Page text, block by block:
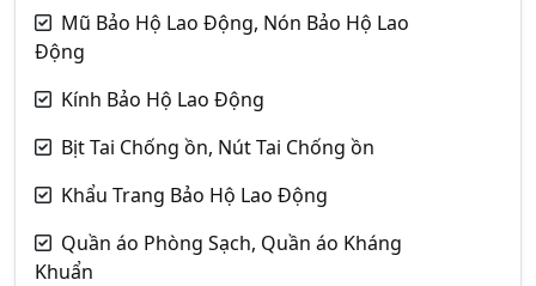
Mũ Bảo Hộ Lao Động, Nón Bảo Hộ Lao
Động
Kính Bảo Hộ Lao Động
Bịt Tai Chống ồn, Nút Tai Chống ồn
Khẩu Trang Bảo Hộ Lao Động
Quần áo Phòng Sạch, Quần áo Kháng
Khuẩn